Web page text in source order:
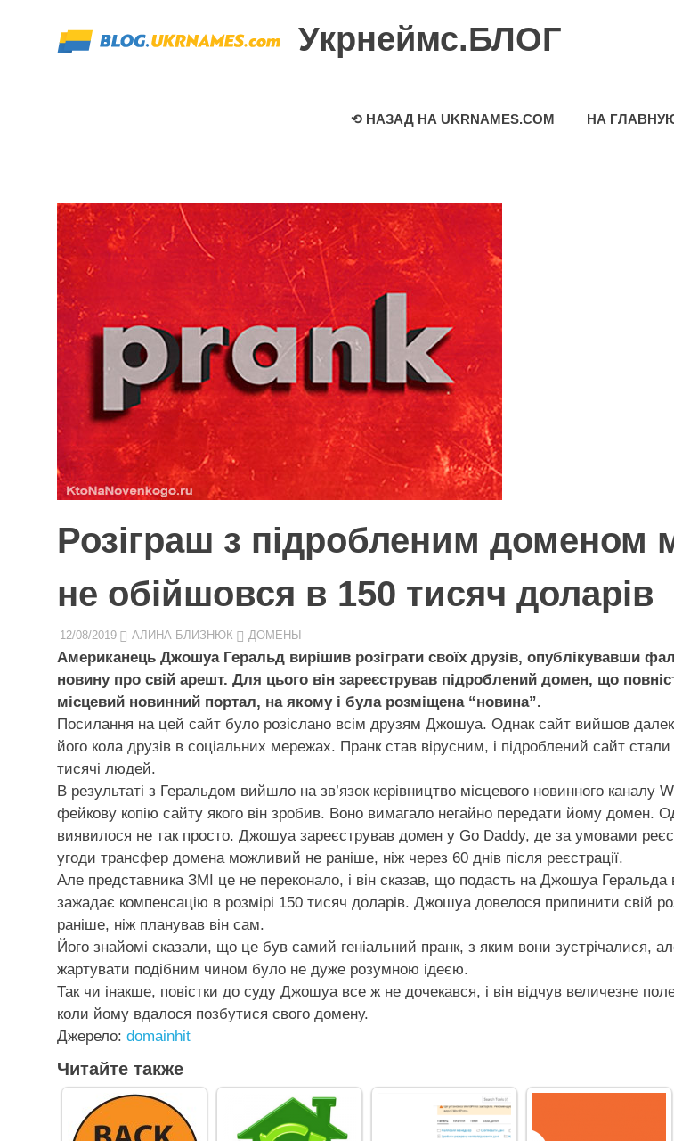
содержимому
Укрнеймс.БЛОГ
⟲ НАЗАД НА UKRNAMES.COM НА
Розіграш з підробленим доменом
не обійшовся в 150 тисяч доларів
12/08/2019 АЛИНА БЛИЗНЮК ДОМЕНЫ
Американець Джошуа Геральд вирішив розіграти своїх друзів, опублікувавши
новину про свій арешт. Для цього він зареєстрував підроблений домен, що
місцевий новинний портал, на якому і була розміщена “новина”.
Посилання на цей сайт було розіслано всім друзям Джошуа. Однак сайт вийшов
його кола друзів в соціальних мережах. Пранк став вірусним, і підроблений сайт стали
тисячі людей.
В результаті з Геральдом вийшло на зв’язок керівництво місцевого новинного каналу
фейкову копію сайту якого він зробив. Воно вимагало негайно передати йому домен.
виявилося не так просто. Джошуа зареєстрував домен у Go Daddy, де за умовами
угоди трансфер домена можливий не раніше, ніж через 60 днів після реєстрації.
Але представника ЗМІ це не переконало, і він сказав, що подасть на Джошуа Геральда
зажадає компенсацію в розмірі 150 тисяч доларів. Джошуа довелося припинити свій
раніше, ніж планував він сам.
Його знайомі сказали, що це був самий геніальний пранк, з яким вони зустрічалися,
жартувати подібним чином було не дуже розумною ідеєю.
Так чи інакше, повістки до суду Джошуа все ж не дочекався, і він відчув величезне
коли йому вдалося позбутися свого домену.
Джерело: domainhit
Читайте также